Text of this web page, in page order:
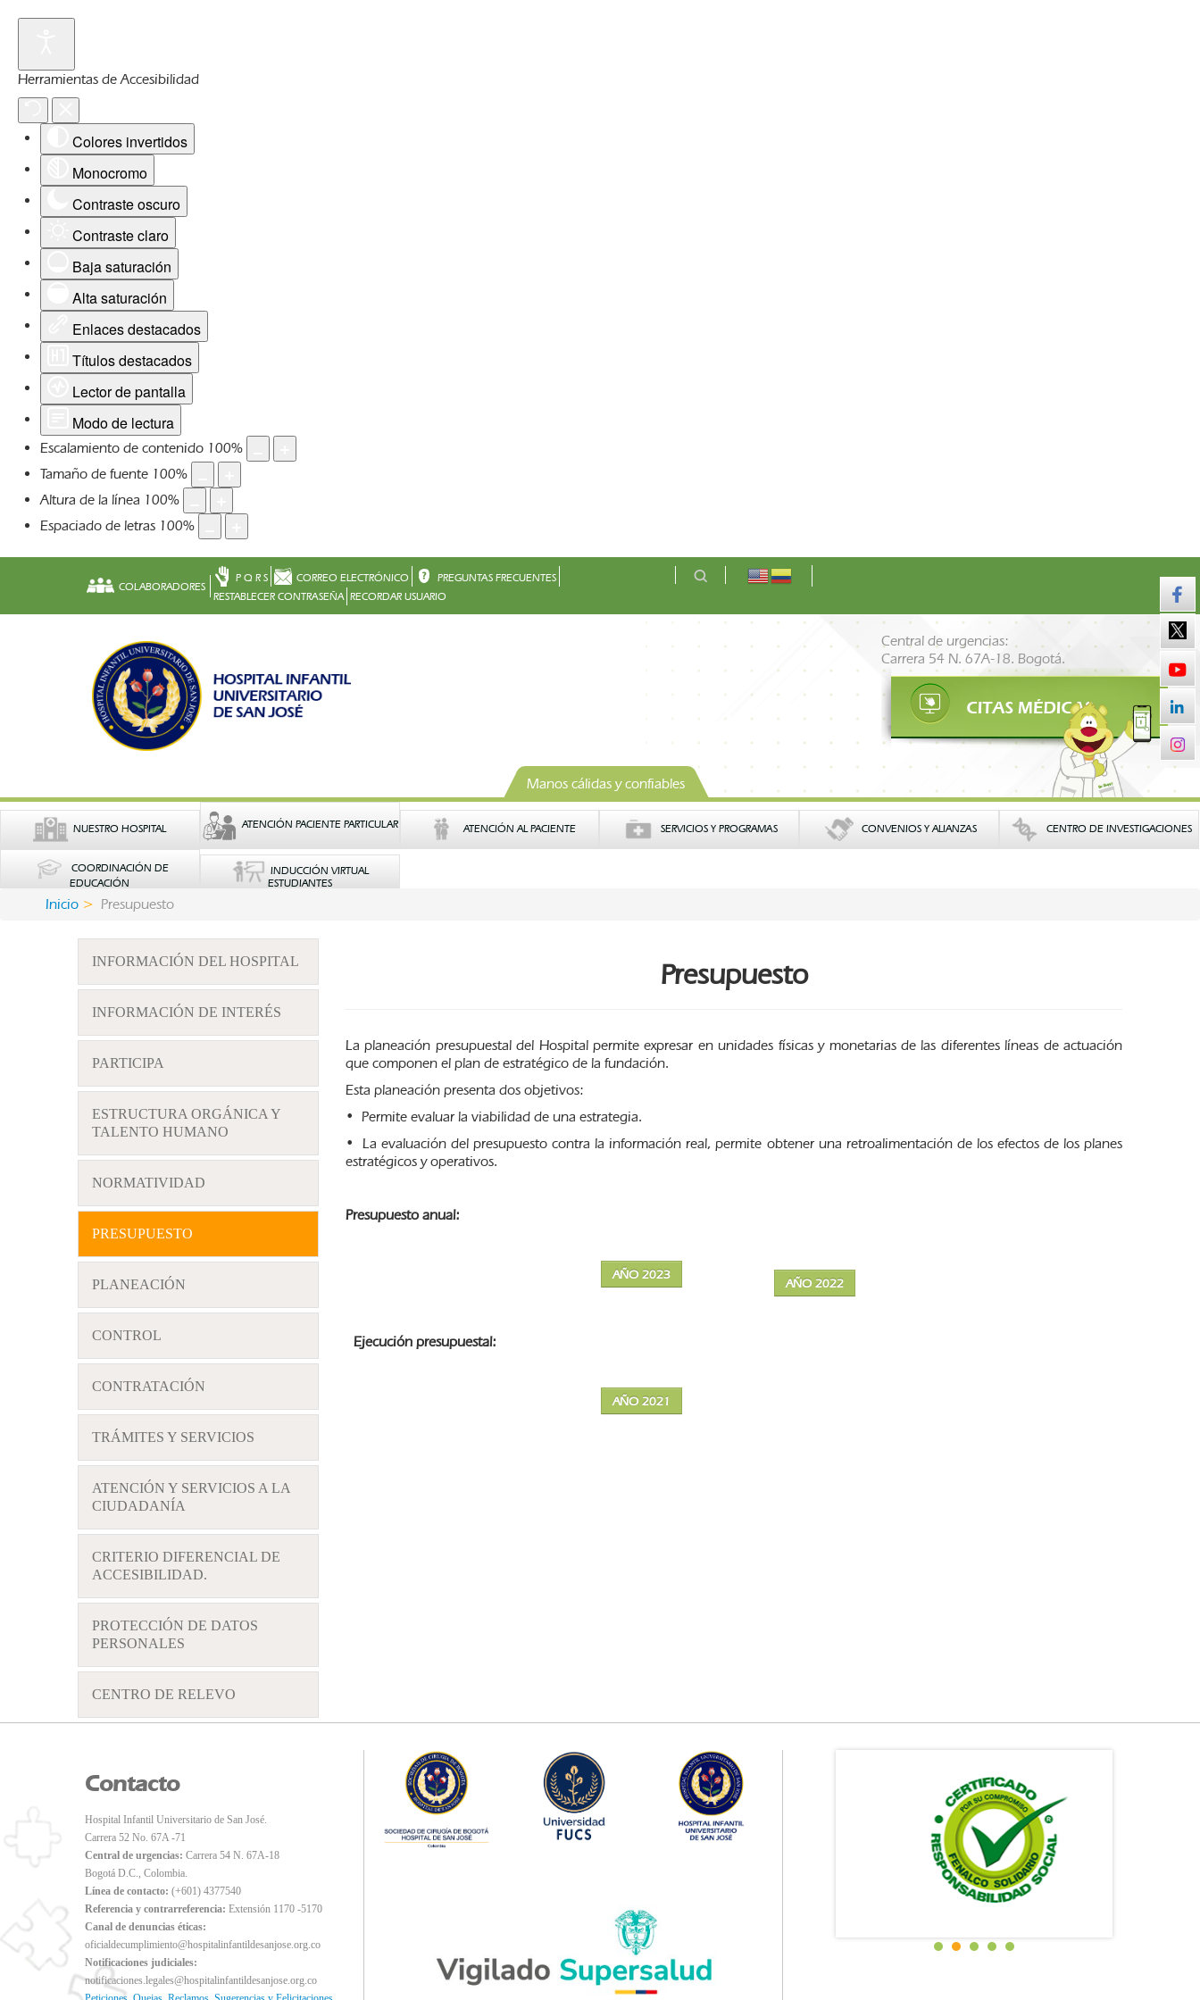
Herramientas de Accesibilidad
Colores invertidos
Monocromo
Contraste oscuro
Contraste claro
Baja saturación
Alta saturación
Enlaces destacados
Títulos destacados
Lector de pantalla
Modo de lectura
Escalamiento de contenido 100%
Tamaño de fuente 100%
Altura de la línea 100%
Espaciado de letras 100%
COLABORADORES
P Q R S CORREO ELECTRÓNICO
PREGUNTAS FRECUENTES
RESTABLECER CONTRASEÑA RECORDAR USUARIO
Central de urgencias:
Carrera 54 N. 67A-18. Bogotá.
Manos cálidas y confiables
NUESTRO HOSPITAL ATENCIÓN PACIENTE PARTICULAR ATENCIÓN AL PACIENTE SERVICIOS Y PROGRAMAS CONVENIOS Y ALIANZAS CENTRO DE INVESTIGACIONES
COORDINACIÓN DE
EDUCACIÓN
INDUCCIÓN VIRTUAL
ESTUDIANTES
Inicio Presupuesto
INFORMACIÓN DEL HOSPITAL
INFORMACIÓN DE INTERÉS
PARTICIPA
ESTRUCTURA ORGÁNICA Y
TALENTO HUMANO
NORMATIVIDAD
PRESUPUESTO
PLANEACIÓN
CONTROL
CONTRATACIÓN
TRÁMITES Y SERVICIOS
ATENCIÓN Y SERVICIOS A LA
CIUDADANÍA
CRITERIO DIFERENCIAL DE
ACCESIBILIDAD.
PROTECCIÓN DE DATOS
PERSONALES
CENTRO DE RELEVO
Presupuesto
La planeación presupuestal del Hospital permite expresar en unidades físicas y monetarias de las diferentes líneas de actuación
que componen el plan de estratégico de la fundación.
Esta planeación presenta dos objetivos:
• Permite evaluar la viabilidad de una estrategia.
• La evaluación del presupuesto contra la información real, permite obtener una retroalimentación de los efectos de los planes
estratégicos y operativos.
Presupuesto anual:
AÑO 2023
AÑO 2022
Ejecución presupuestal:
AÑO 2021
Contacto
Hospital Infantil Universitario de San José.
Carrera 52 No. 67A -71
Central de urgencias: Carrera 54 N. 67A-18
Bogotá D.C., Colombia.
Línea de contacto: (+601) 4377540
Referencia y contrarreferencia: Extensión 1170 -5170
Canal de denuncias éticas:
oficialdecumplimiento@hospitalinfantildesanjose.org.co
Notificaciones judiciales:
notificaciones.legales@hospitalinfantildesanjose.org.co